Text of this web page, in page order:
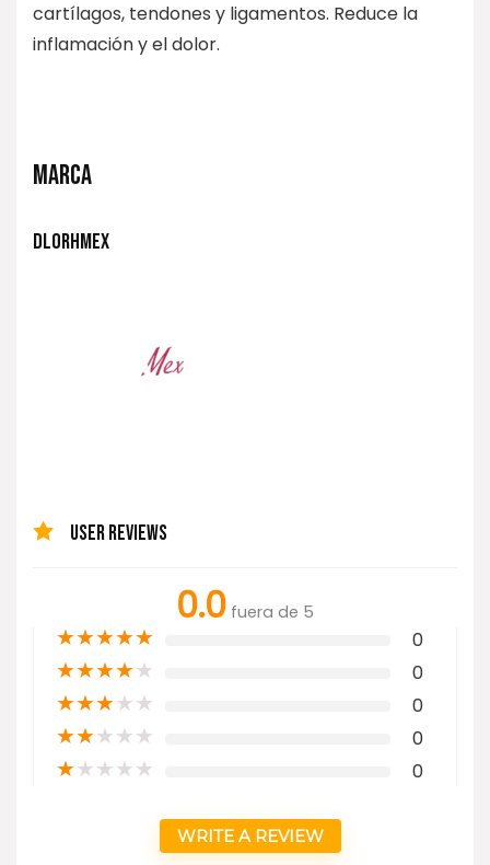
cartílagos, tendones y ligamentos. Reduce la
inflamación y el dolor.
MARCA
DLORHMEX
USER REVIEWS
0.0 fuera de 5
★★★★★ 0
★★★★★ 0
★★★★★ 0
★★★★★ 0
★★★★★ 0
WRITE A REVIEW